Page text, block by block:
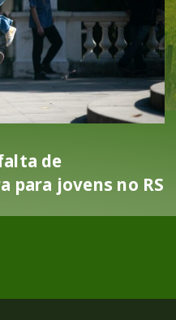
de
para jovens no RS